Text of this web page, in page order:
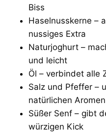
Biss
Haselnusskerne –
nussiges Extra
Naturjoghurt –
und leicht
Öl – verbindet alle
Salz und Pfeffer –
natürlichen Aromen
Süßer Senf – gibt
würzigen Kick